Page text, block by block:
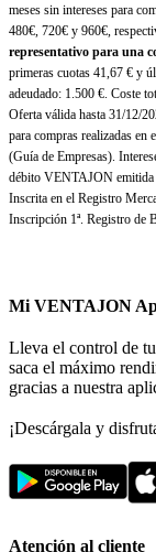
meses sin intereses para
480€, 720€ y 960€,
representativo para una
primeras cuotas 41,67 € y
adeudado: 1.500 €. Coste
Oferta válida hasta 31/12/
para compras realizadas
(Guía de Empresas).
débito VENTAJON
Inscrita en el Registro
Inscripción 1ª. Registro de
Mi VENTAJON
Lleva el control de
saca el máximo
gracias a nuestra
¡Descárgala y
Atención al cliente